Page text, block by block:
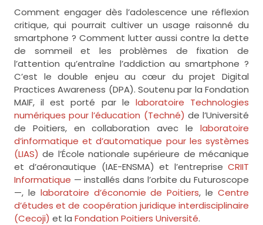
Comment engager dès l’adolescence une réflexion
critique, qui pourrait cultiver un usage raisonné du
smartphone ? Comment lutter aussi contre la dette
de sommeil et les problèmes de fixation de
l’attention qu’entraîne l’addiction au smartphone ?
C’est le double enjeu au cœur du projet Digital
Practices Awareness (DPA). Soutenu par la Fondation
MAIF, il est porté par le laboratoire Technologies
numériques pour l’éducation (Techné) de l’Université
de Poitiers, en collaboration avec le laboratoire
d’informatique et d’automatique pour les systèmes
(LIAS) de l’École nationale supérieure de mécanique
et d’aéronautique (IAE-ENSMA) et l’entrepriseCRIIT
Informatique — installés dans l’orbite du Futuroscope
—, le laboratoire d’économie de Poitiers, leCentre
d’études et de coopération juridique interdisciplinaire
(Cecoji) et la Fondation Poitiers Université.